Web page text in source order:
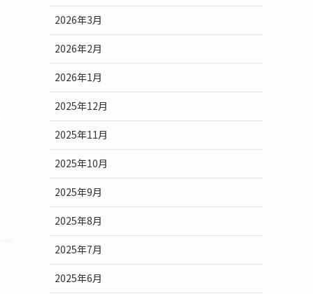
2026年3月
2026年2月
2026年1月
2025年12月
2025年11月
2025年10月
2025年9月
2025年8月
2025年7月
2025年6月